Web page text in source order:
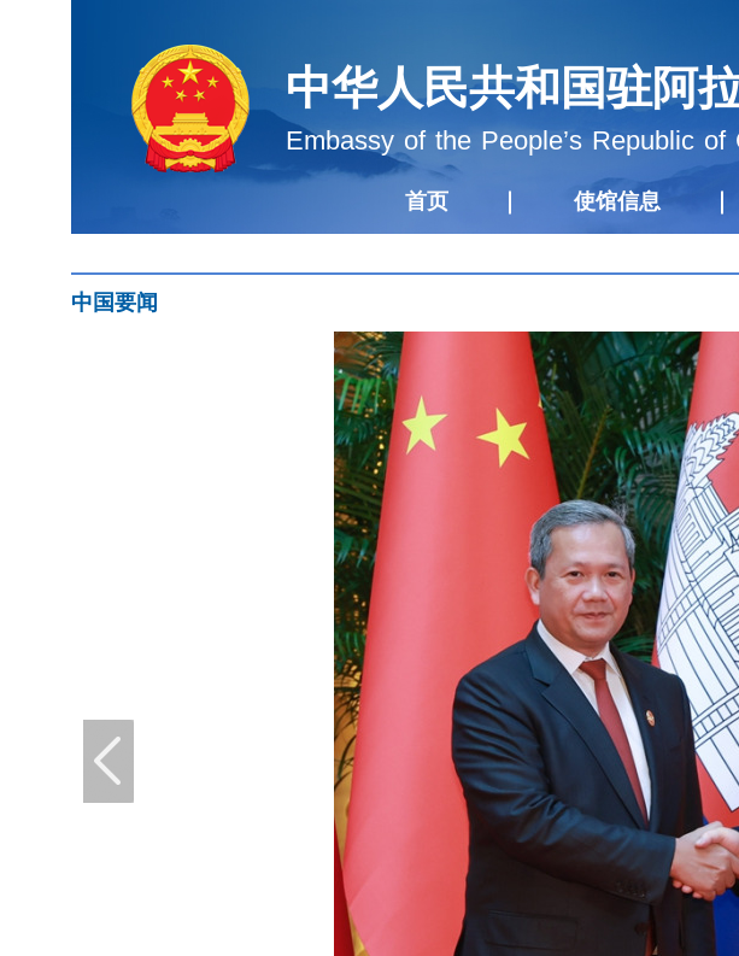
中华人民共和国驻阿
Embassy of the People’s Republic
首页 使馆信息
中国要闻